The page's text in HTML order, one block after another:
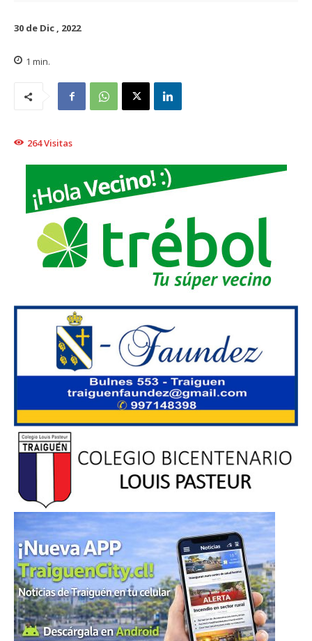
30 de Dic , 2022
1 min.
264Visitas